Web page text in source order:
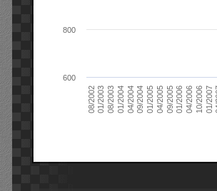
08/200201/200308/200301/200404/200409/200401/200504/200509/200501/200604/200610/200601/2007
600
800